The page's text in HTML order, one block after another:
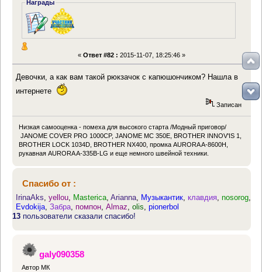
Награды
« Ответ #82 : 2015-11-07, 18:25:46 »
Девочки, а как вам такой рюкзачок с капюшончиком? Нашла в
интернете
Записан
Низкая самооценка - помеха для высокого старта /Модный приговор/
JANOME COVER PRO 1000CP, JANOME MC 350E, BROTHER INNOV'IS 1,
BROTHER LOCK 1034D, BROTHER NX400, промка AURORA A-8600H,
рукавная AURORA A-335B-LG и еще немного швейной техники.
Спасибо от :
IrinaAks,yellou, Masterica,Arianna, Музыкантик,клавдия,nosorog,
Evdokija,Забра, помпон,Almaz,olis,pionerbol
13 пользователи сказали спасибо!
galy090358
Автор МК